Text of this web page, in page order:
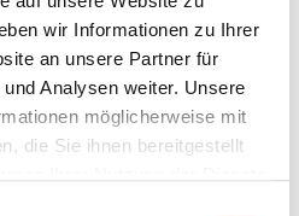
wir Informationen zu Ihrer
an unsere Partner für
Analysen weiter. Unsere
möglicherweise mit
die Sie ihnen bereitgestellt
| pg